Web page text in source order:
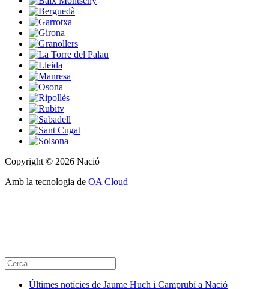
Copyright © 2026 Nació
Amb la tecnologia de OA Cloud
Últimes notícies de Jaume Huch i Camprubí a Nació